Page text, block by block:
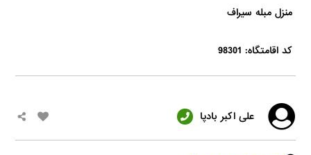
منزل مبله سیراف
کد اقامتگاه: 98301
علی اکبر بادپا